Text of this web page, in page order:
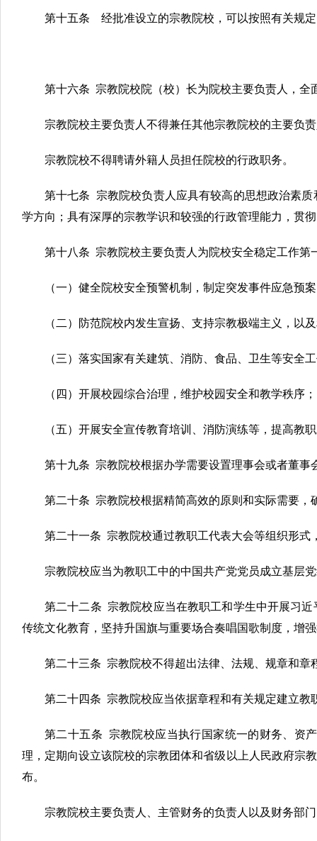
第十五条 经批准设立的宗教院校，可以按照有关规
第十六条 宗教院校院（校）长为院校主要负责人，
宗教院校主要负责人不得兼任其他宗教院校的主要负
宗教院校不得聘请外籍人员担任院校的行政职务。
第十七条 宗教院校负责人应具有较高的思想政治素
学方向；具有深厚的宗教学识和较强的行政管理能力，贯
第十八条 宗教院校主要负责人为院校安全稳定工作
（一）健全院校安全预警机制，制定突发事件应急预
（二）防范院校内发生宣扬、支持宗教极端主义，以
（三）落实国家有关建筑、消防、食品、卫生等安全
（四）开展校园综合治理，维护校园安全和教学秩序；
（五）开展安全宣传教育培训、消防演练等，提高教
第十九条 宗教院校根据办学需要设置理事会或者董
第二十条 宗教院校根据精简高效的原则和实际需要
第二十一条 宗教院校通过教职工代表大会等组织形
宗教院校应当为教职工中的中国共产党党员成立基层
第二十二条 宗教院校应当在教职工和学生中开展习
传统文化教育，坚持升国旗与重要场合奏唱国歌制度，增
第二十三条 宗教院校不得超出法律、法规、规章和章
第二十四条 宗教院校应当依据章程和有关规定建立教
第二十五条 宗教院校应当执行国家统一的财务、资
理，定期向设立该院校的宗教团体和省级以上人民政府宗
布。
宗教院校主要负责人、主管财务的负责人以及财务部